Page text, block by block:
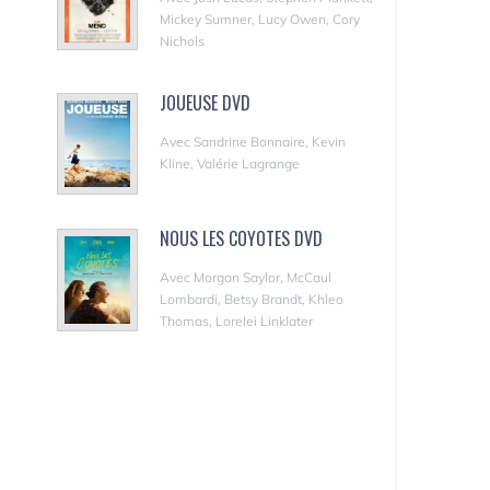
Mickey Sumner, Lucy Owen, Cory
Nichols
JOUEUSE DVD
Avec Sandrine Bonnaire, Kevin
Kline, Valérie Lagrange
NOUS LES COYOTES DVD
Avec Morgan Saylor, McCaul
Lombardi, Betsy Brandt, Khleo
Thomas, Lorelei Linklater